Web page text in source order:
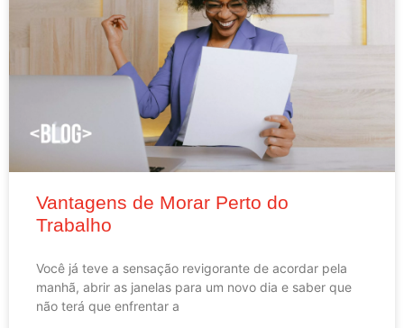
Vantagens de Morar Perto do
Trabalho
Você já teve a sensação revigorante de acordar pela
manhã, abrir as janelas para um novo dia e saber que
não terá que enfrentar a